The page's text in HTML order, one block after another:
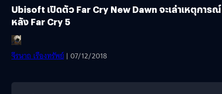
Ubisoft เปิดตัว Far Cry New Dawn จะเล่าเหตุการณ์
หลัง Far Cry 5
จีรนาถ เรืองทรัพย์ | 07/12/2018